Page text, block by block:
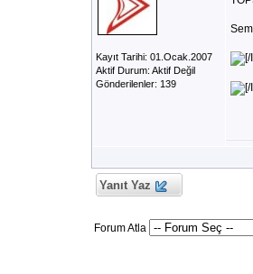
Kayıt Tarihi: 01.Ocak.2007
Aktif Durum: Aktif Değil
Gönderilenler: 139
[/
[/
Yanıt Yaz
Forum Atla